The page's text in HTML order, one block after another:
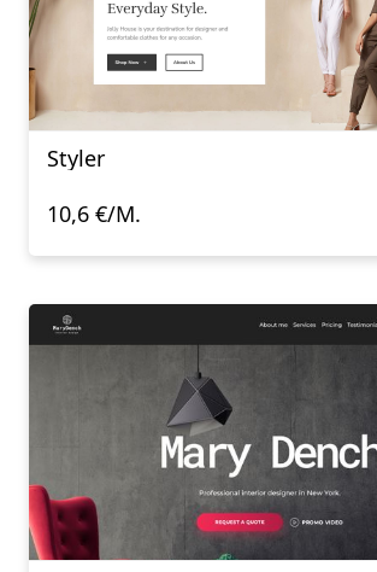
Styler
10,6 €/M.